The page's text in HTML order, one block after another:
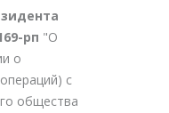
рп "О
о
с
общества